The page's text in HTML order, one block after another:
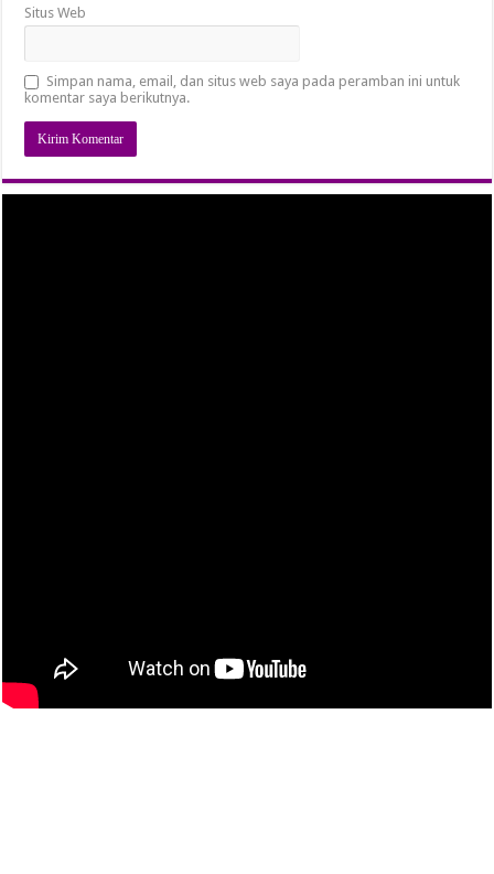
Situs Web
Simpan nama, email, dan situs web saya pada peramban ini untuk
komentar saya berikutnya.